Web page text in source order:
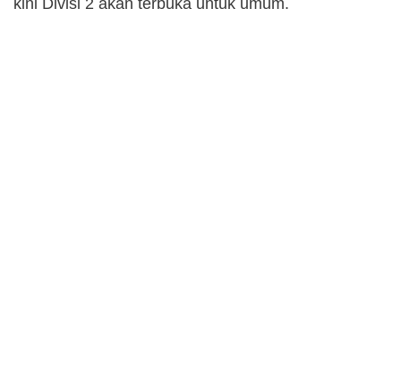
kini Divisi 2 akan terbuka untuk umum.